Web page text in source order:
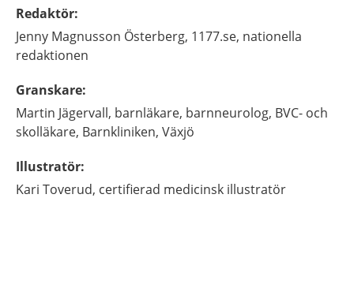
Redaktör:
Jenny Magnusson Österberg, 1177.se, nationella
redaktionen
Granskare:
Martin Jägervall, barnläkare, barnneurolog, BVC- och
skolläkare, Barnkliniken, Växjö
Illustratör:
Kari Toverud, certifierad medicinsk illustratör